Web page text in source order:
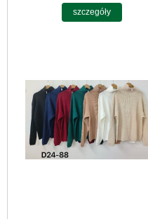
szczegóły